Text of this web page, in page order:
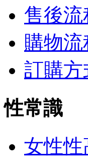
售後流
購物流
訂購方
性常識
女性